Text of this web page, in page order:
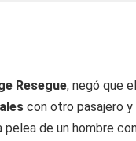
Resegue, negó que
con otro pasajero
pelea de un hombre